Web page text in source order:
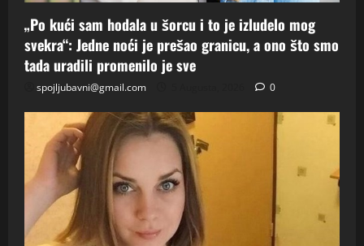
„Po kući sam hodala u šorcu i to je izludelo mog
svekra“: Jedne noći je prešao granicu, a ono što smo
tada uradili promenilo je sve
spojljubavni@gmail.com 0